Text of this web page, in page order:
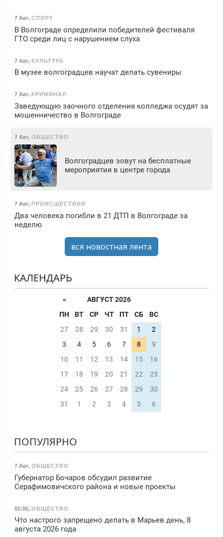
7 Авг, СПОРТ
В Волгограде определили победителей фестиваля
ГТО среди лиц с нарушением слуха
7 Авг, КУЛЬТУРА
В музее волгоградцев научат делать сувениры
7 Авг, КРИМИНАЛ
Заведующую заочного отделения колледжа осудят за
мошенничество в Волгограде
7 Авг, ОБЩЕСТВО
Волгоградцев зовут на бесплатные
мероприятия в центре города
7 Авг, ПРОИСШЕСТВИЯ
Два человека погибли в 21 ДТП в Волгограде за
неделю
вся новостная лента
КАЛЕНДАРЬ
«
АВГУСТ 2026
ПН
ВТ СР ЧТ ПТ СБ
ВС
27
28 29 30 31 1
2
3
4 5 6 7 8
9
10
11 12 13 14 15
16
17
18 19 20 21 22
23
24
25 26 27 28 29
30
31
1 2 3 4 5 6
ПОПУЛЯРНО
7 Авг, ОБЩЕСТВО
Губернатор Бочаров обсудил развитие
Серафимовичского района и новые проекты
02:05, ОБЩЕСТВО
Что настрого запрещено делать в Марьев день, 8
августа 2026 года